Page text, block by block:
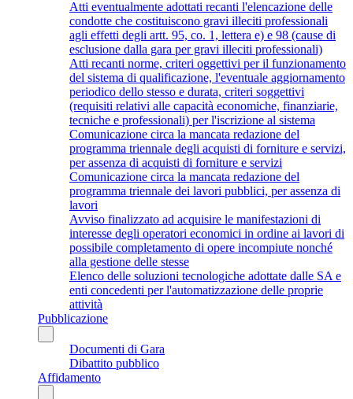
Atti eventualmente adottati recanti l'elencazione delle
condotte che costituiscono gravi illeciti professionali
agli effetti degli artt. 95, co. 1, lettera e) e 98 (cause di
esclusione dalla gara per gravi illeciti professionali)
Atti recanti norme, criteri oggettivi per il funzionamento
del sistema di qualificazione, l'eventuale aggiornamento
periodico dello stesso e durata, criteri soggettivi
(requisiti relativi alle capacità economiche, finanziarie,
tecniche e professionali) per l'iscrizione al sistema
Comunicazione circa la mancata redazione del
programma triennale degli acquisti di forniture e servizi,
per assenza di acquisti di forniture e servizi
Comunicazione circa la mancata redazione del
programma triennale dei lavori pubblici, per assenza di
lavori
Avviso finalizzato ad acquisire le manifestazioni di
interesse degli operatori economici in ordine ai lavori di
possibile completamento di opere incompiute nonché
alla gestione delle stesse
Elenco delle soluzioni tecnologiche adottate dalle SA e
enti concedenti per l'automatizzazione delle proprie
attività
Pubblicazione
Documenti di Gara
Dibattito pubblico
Affidamento